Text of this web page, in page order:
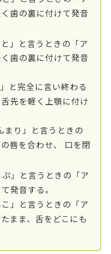
歯の裏に付けて発音
」と言うときの「ア
歯の裏に付けて発音
と完全に言い終わる
先を軽く上顎に付け
り」と言うときの
唇を合わせ、 口を閉
」と言うときの「ア
発音する。
」と言うときの「ア
まま、舌をどこにも